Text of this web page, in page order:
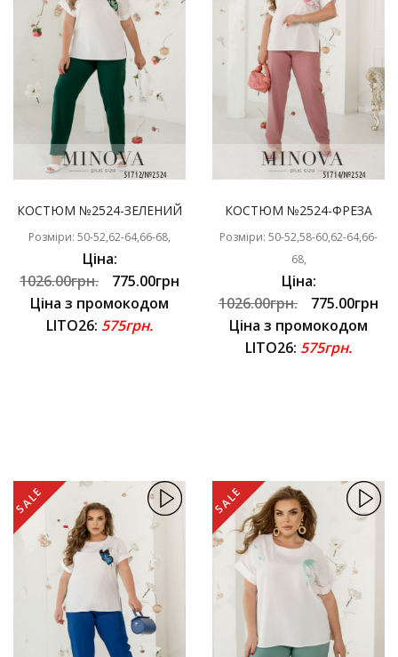
КОСТЮМ №2524-ЗЕЛЕНИЙ
Розміри: 50-52,62-64,66-68,
Ціна:
1026.00грн.
775.00грн
Ціна з промокодом
LITO26: 575грн.
КОСТЮМ №2524-ФРЕЗА
Розміри: 50-52,58-60,62-64,66-
68,
Ціна:
1026.00грн.
775.00грн
Ціна з промокодом
LITO26: 575грн.
SALE SALE